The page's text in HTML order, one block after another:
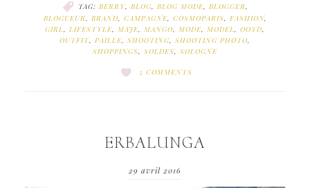
TAG: BERRY, BLOG, BLOG MODE, BLOGGER,
BLOGUEUR, BRAND, CAMPAGNE, COSMOPARIS, FASHION,
GIRL, LIFESTYLE, MAJE, MANGO, MODE, MODEL, OOTD,
OUTFIT, PAILLE, SHOOTING, SHOOTING PHOTO,
SHOPPINGS, SOLDES, SOLOGNE
5 COMMENTS
ERBALUNGA
29 avril 2016